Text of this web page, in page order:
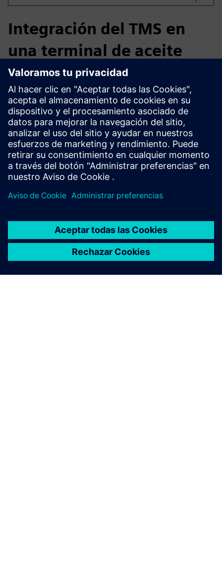
Integración del TMS en
una terminal de aceite
comestible
Integración del TMS para el procesamiento logístico y de
pedidos de dos terminales de petróleo comestible
totalmente automatizadas; una con 86 tanques y una
capacidad de almacenamiento de 151 000 metros cúbicos y
otra con 277 tanques y una capacidad de almacenamiento
de 662 000 metros cúbicos.